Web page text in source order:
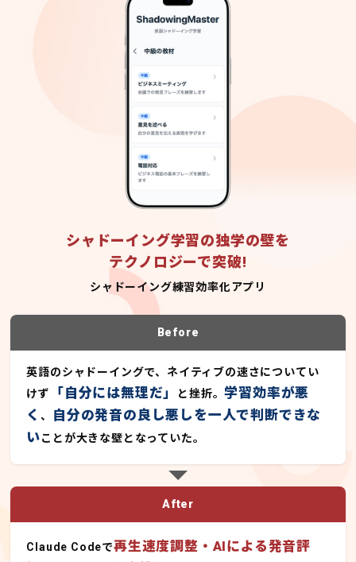
シャドーイング学習の独学の壁を
テクノロジーで突破!
シャドーイング練習効率化アプリ
Before
英語のシャドーイングで、ネイティブの速さについてい
けず
「自分には無理だ」 と挫折。学習効率が悪
く、
自分の発音の良し悪しを一人で判断できな
いことが大きな壁となっていた。
After
Claude Codeで再生速度調整・AIによる発音評